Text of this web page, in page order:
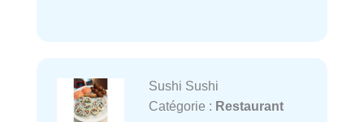
Sushi Sushi
Catégorie : Restaurant